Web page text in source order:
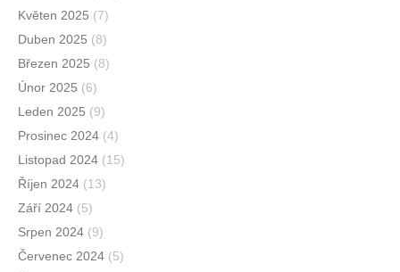
Květen 2025 (7)
Duben 2025 (8)
Březen 2025 (8)
Únor 2025 (6)
Leden 2025 (9)
Prosinec 2024 (4)
Listopad 2024 (15)
Říjen 2024 (13)
Září 2024 (5)
Srpen 2024 (9)
Červenec 2024 (5)